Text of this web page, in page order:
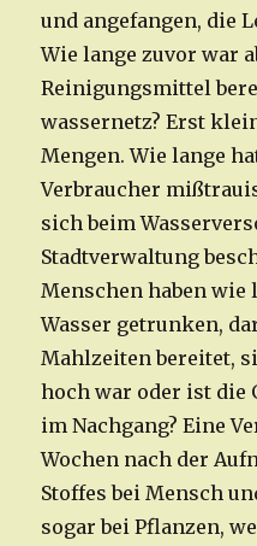
und angefangen, die
Wie lange zuvor war
Reinigungsmittel
wassernetz? Erst
Mengen. Wie lange
Verbraucher
sich beim
Stadtverwaltung
Menschen haben
Wasser getrunken,
Mahlzeiten bereitet,
hoch war oder ist die
im Nachgang? Eine
Wochen nach der
Stoffes bei Mensch
sogar bei Pflanzen,